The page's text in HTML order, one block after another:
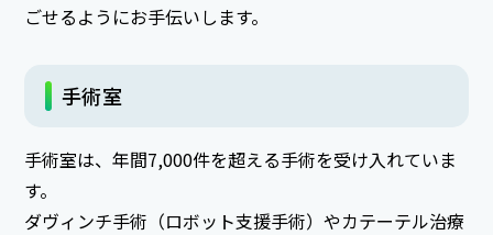
ごせるようにお手伝いします。
手術室
手術室は、年間7,000件を超える手術を受け入れていま
す。
ダヴィンチ手術（ロボット支援手術）やカテーテル治療